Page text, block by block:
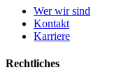
Wer wir sind
Kontakt
Karriere
Rechtliches